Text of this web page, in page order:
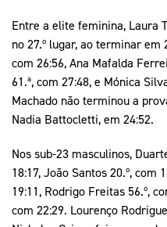
Entre a elite feminina, Laura
no 27.º lugar, ao terminar em
com 26:56, Ana Mafalda
61.ª, com 27:48, e Mónica
Machado não terminou a
Nadia Battocletti, em 24:52.
Nos sub-23 masculinos,
18:17, João Santos 20.º, com
19:11, Rodrigo Freitas 56.º,
com 22:29. Lourenço